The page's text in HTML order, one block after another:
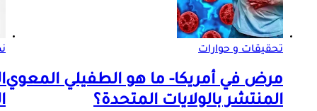
تحقيقات و حوارات
مرض في أمريكا- ما هو الطفيلي المعوي
المنتشر بالولايات المتحدة؟